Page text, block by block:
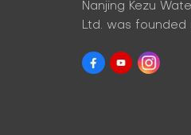
Nanjing Kezu
Ltd. was founded